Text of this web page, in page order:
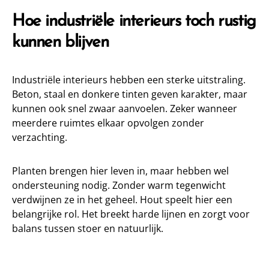
Hoe industriële interieurs toch rustig
kunnen blijven
Industriële interieurs hebben een sterke uitstraling.
Beton, staal en donkere tinten geven karakter, maar
kunnen ook snel zwaar aanvoelen. Zeker wanneer
meerdere ruimtes elkaar opvolgen zonder
verzachting.
Planten brengen hier leven in, maar hebben wel
ondersteuning nodig. Zonder warm tegenwicht
verdwijnen ze in het geheel. Hout speelt hier een
belangrijke rol. Het breekt harde lijnen en zorgt voor
balans tussen stoer en natuurlijk.